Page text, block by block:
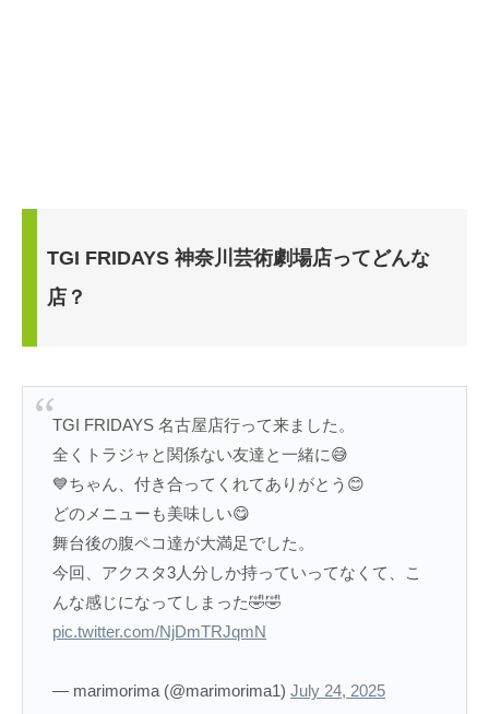
TGI FRIDAYS 神奈川芸術劇場店ってどんな
店？
TGI FRIDAYS 名古屋店行って来ました。
全くトラジャと関係ない友達と一緒に😅
💙ちゃん、付き合ってくれてありがとう😊
どのメニューも美味しい😋
舞台後の腹ペコ達が大満足でした。
今回、アクスタ3人分しか持っていってなくて、こ
んな感じになってしまった🤣🤣
pic.twitter.com/NjDmTRJqmN
— marimorima (@marimorima1) July 24, 2025